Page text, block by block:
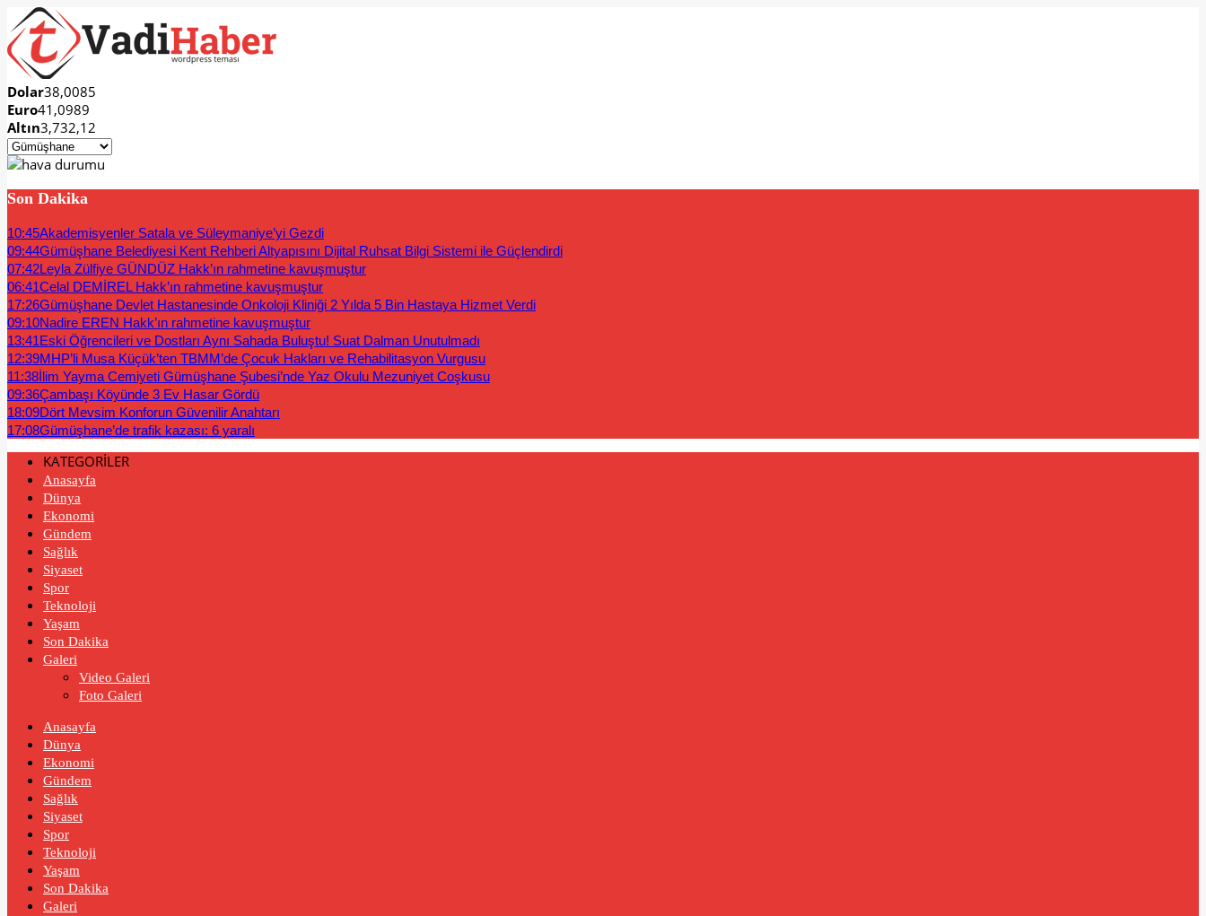
Dolar38,0085
Euro41,0989
Altın3,732,12
Son Dakika
10:45Akademisyenler Satala ve Süleymaniye’yi Gezdi
09:44Gümüşhane Belediyesi Kent Rehberi Altyapısını Dijital Ruhsat Bilgi Sistemi ile Güçlendirdi
07:42Leyla Zülfiye GÜNDÜZ Hakk’ın rahmetine kavuşmuştur
06:41Celal DEMİREL Hakk’ın rahmetine kavuşmuştur
17:26Gümüşhane Devlet Hastanesinde Onkoloji Kliniği 2 Yılda 5 Bin Hastaya Hizmet Verdi
09:10Nadire EREN Hakk’ın rahmetine kavuşmuştur
13:41Eski Öğrencileri ve Dostları Aynı Sahada Buluştu! Suat Dalman Unutulmadı
12:39MHP’li Musa Küçük’ten TBMM’de Çocuk Hakları ve Rehabilitasyon Vurgusu
11:38İlim Yayma Cemiyeti Gümüşhane Şubesi’nde Yaz Okulu Mezuniyet Coşkusu
09:36Çambaşı Köyünde 3 Ev Hasar Gördü
18:09Dört Mevsim Konforun Güvenilir Anahtarı
17:08Gümüşhane’de trafik kazası: 6 yaralı
KATEGORİLER
Anasayfa
Dünya
Ekonomi
Gündem
Sağlık
Siyaset
Spor
Teknoloji
Yaşam
Son Dakika
Galeri
Video Galeri
Foto Galeri
Anasayfa
Dünya
Ekonomi
Gündem
Sağlık
Siyaset
Spor
Teknoloji
Yaşam
Son Dakika
Galeri